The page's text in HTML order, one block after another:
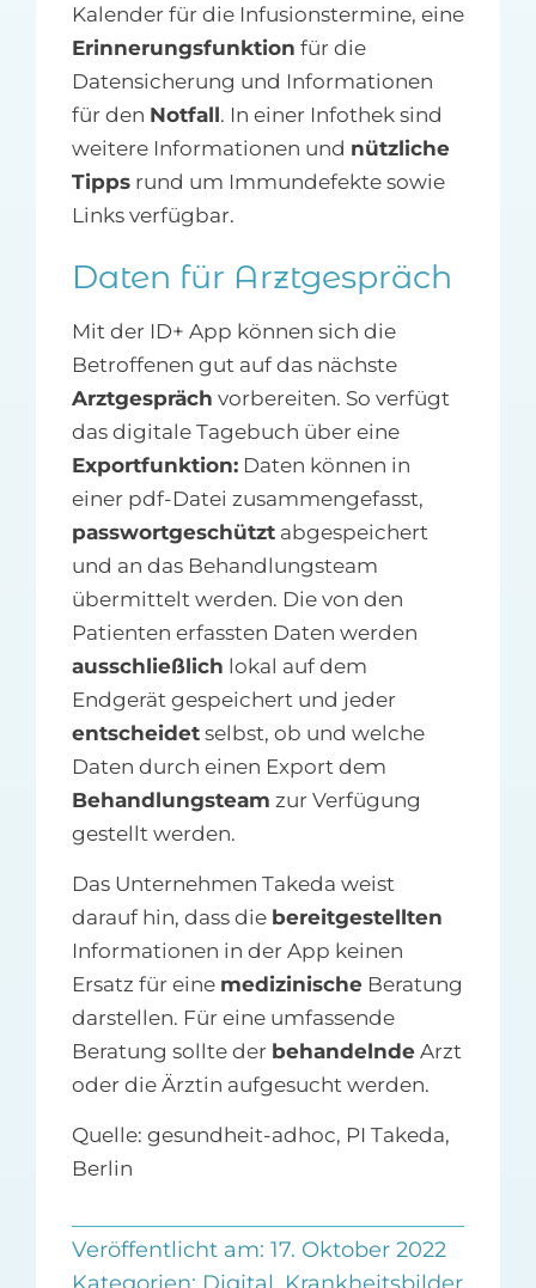
Kalender für die Infusionstermine, eine
Erinnerungsfunktion für die
Datensicherung und Informationen
für den Notfall. In einer Infothek sind
weitere Informationen und nützliche
Tippsrund um Immundefekte sowie
Links verfügbar.
Daten für Arztgespräch
Mit der ID+ App können sich die
Betroffenen gut auf das nächste
Arztgespräch vorbereiten. So verfügt
das digitale Tagebuch über eine
Exportfunktion:Daten können in
einer pdf-Datei zusammengefasst,
passwortgeschütztabgespeichert
und an das Behandlungsteam
übermittelt werden. Die von den
Patienten erfassten Daten werden
ausschließlich lokal auf dem
Endgerät gespeichert und jeder
entscheidetselbst, ob und welche
Daten durch einen Export dem
Behandlungsteam zur Verfügung
gestellt werden.
Das Unternehmen Takeda weist
darauf hin, dass die bereitgestellten
Informationen in der App keinen
Ersatz für eine medizinischeBeratung
darstellen. Für eine umfassende
Beratung sollte der behandelndeArzt
oder die Ärztin aufgesucht werden.
Quelle: gesundheit-adhoc, PI Takeda,
Berlin
Veröffentlicht am: 17. Oktober 2022